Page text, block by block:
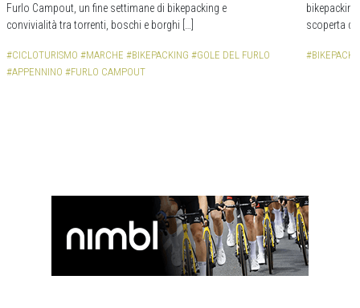
Furlo Campout, un fine settimane di bikepacking e
convivialità tra torrenti, boschi e borghi […]
#CICLOTURISMO #MARCHE #BIKEPACKING #GOLE DEL FURLO
#APPENNINO #FURLO CAMPOUT
scoperta